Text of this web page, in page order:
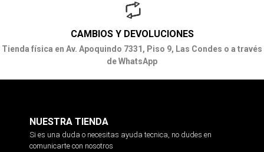
CAMBIOS Y DEVOLUCIONES
Tienda física en Av. Apoquindo 7331, Piso 9, Las Condes o a través
de WhatsApp
NUESTRA TIENDA
Si es una duda o necesitas ayuda tecnica, no dudes en
comunicarte con nosotros